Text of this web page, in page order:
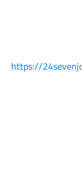
https://